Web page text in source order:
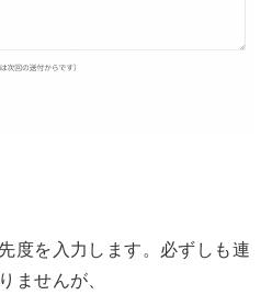
度を入力します。必ずしも連
ませんが、